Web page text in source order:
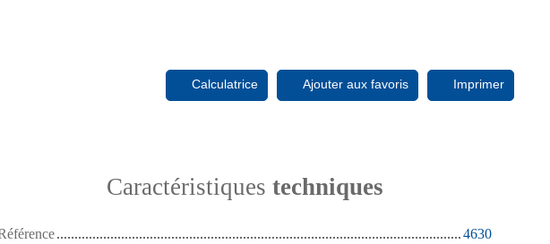
Calculatrice Ajouter aux favoris Imprimer
Caractéristiques techniques
4630